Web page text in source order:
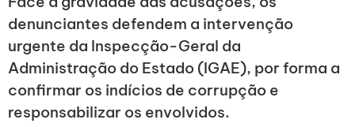
denunciantes defendem a intervenção
urgente da Inspecção-Geral da
Administração do Estado (IGAE), por forma a
confirmar os indícios de corrupção e
responsabilizar os envolvidos.